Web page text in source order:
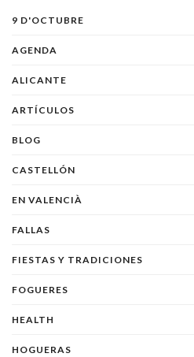
9 D'OCTUBRE
AGENDA
ALICANTE
ARTÍCULOS
BLOG
CASTELLÓN
EN VALENCIÀ
FALLAS
FIESTAS Y TRADICIONES
FOGUERES
HEALTH
HOGUERAS